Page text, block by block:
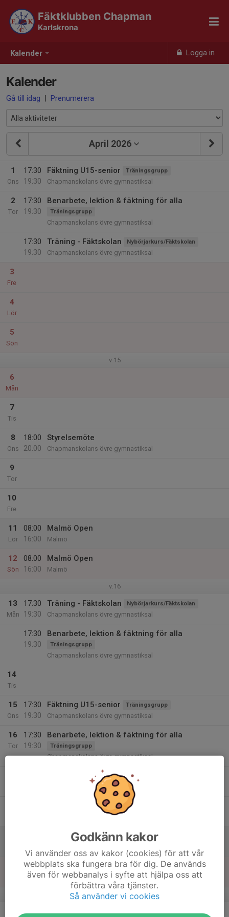
Kalender Logga in
Fäktklubben Chapman
Karlskrona
Kalender
Gå till idag | Prenumerera
April 2026
1
Ons
17:30
19:30
Fäktning U15-senior Träningsgrupp
Chapmanskolans övre gymnastiksal
2
Tor
17:30
19:30
Benarbete, lektion & fäktning för alla
Träningsgrupp
Chapmanskolans övre gymnastiksal
17:30
19:30
Träning - Fäktskolan Nybörjarkurs/Fäktskolan
Chapmanskolans övre gymnastiksal
3
Fre
4
Lör
5
Sön
v.15
6
Mån
7
Tis
8
Ons
18:00
20:00
Styrelsemöte
Chapmanskolans övre gymnastiksal
9
Tor
10
Fre
11
Lör
08:00
16:00
Malmö Open
Malmö
12
Sön
08:00
16:00
Malmö Open
Malmö
v.16
13
Mån
17:30
19:30
Träning - Fäktskolan Nybörjarkurs/Fäktskolan
Chapmanskolans övre gymnastiksal
17:30
19:30
Benarbete, lektion & fäktning för alla
Träningsgrupp
Chapmanskolans övre gymnastiksal
14
Tis
15
Ons
17:30
19:30
Fäktning U15-senior Träningsgrupp
Chapmanskolans övre gymnastiksal
16
Tor
17:30
19:30
Benarbete, lektion & fäktning för alla
Träningsgrupp
Chapmanskolans övre gymnastiksal
Träning - Fäktskolan Nybörjarkurs/Fäktskolan
Chapmanskolans övre gymnastiksal
Challenge Eugène Fillol
08:00
16:00
Challenge Eugène Fillol
Stockholm
v.17
17:30
Träning - Fäktskolan Nybörjarkurs/Fäktskolan
Godkänn kakor
Vi använder oss av kakor (cookies) för att vår
webbplats ska fungera bra för dig. De används
även för webbanalys i syfte att hjälpa oss att
förbättra våra tjänster.
Så använder vi cookies